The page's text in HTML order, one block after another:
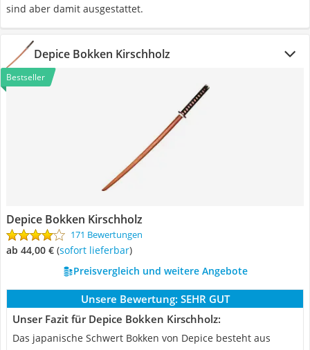
sind aber damit ausgestattet.
Depice Bokken Kirschholz
Bestseller
Depice Bokken Kirschholz
171 Bewertungen
ab 44,00 € ( Sofort lieferbar)
Preisvergleich und weitere Angebote
Unsere Bewertung: SEHR GUT
Unser Fazit für Depice Bokken Kirschholz:
Das japanische Schwert Bokken von Depice besteht aus